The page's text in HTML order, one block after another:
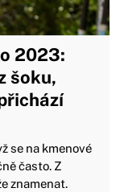
2023:
šoku,
se na kmenové
často. Z
znamenat.